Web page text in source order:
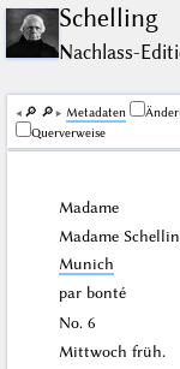
Schelling
Nachlass-
🔎︎ 🔎︎ Me­ta­da­ten
Querverweise
Madame
Madame
Munich
par bonté
No. 6
Mittwoch früh.